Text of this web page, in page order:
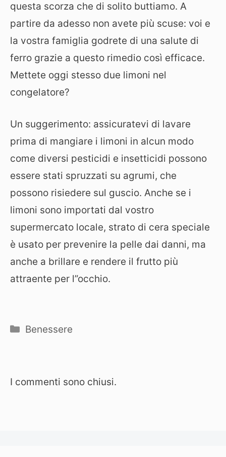
questa scorza che di solito buttiamo. A
partire da adesso non avete più scuse: voi e
la vostra famiglia godrete di una salute di
ferro grazie a questo rimedio così efficace.
Mettete oggi stesso due limoni nel
congelatore?
Un suggerimento: assicuratevi di lavare
prima di mangiare i limoni in alcun modo
come diversi pesticidi e insetticidi possono
essere stati spruzzati su agrumi, che
possono risiedere sul guscio. Anche se i
limoni sono importati dal vostro
supermercato locale, strato di cera speciale
è usato per prevenire la pelle dai danni, ma
anche a brillare e rendere il frutto più
attraente per l”occhio.
Categorie
Benessere
I commenti sono chiusi.